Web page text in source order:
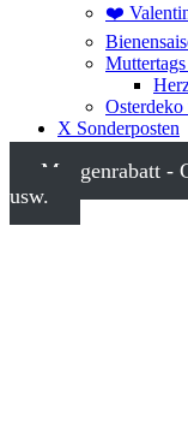
❤️
Osterdeko
X Sonderposten
Mengenrabatt -
usw.